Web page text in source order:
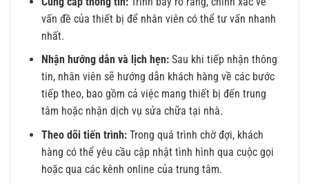
vấn đề của thiết bị để nhân viên có thể tư vấn nhanh
nhất.
Nhận hướng dẫn và lịch hẹn:Sau khi tiếp nhận thông
tin, nhân viên sẽ hướng dẫn khách hàng về các bước
tiếp theo, bao gồm cả việc mang thiết bị đến trung
tâm hoặc nhận dịch vụ sửa chữa tại nhà.
Theo dõi tiến trình:Trong quá trình chờ đợi, khách
hàng có thể yêu cầu cập nhật tình hình qua cuộc gọi
hoặc qua các kênh online của trung tâm.